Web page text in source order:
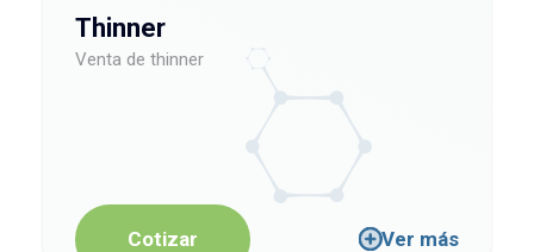
Thinner
Venta de thinner
Cotizar Ver más